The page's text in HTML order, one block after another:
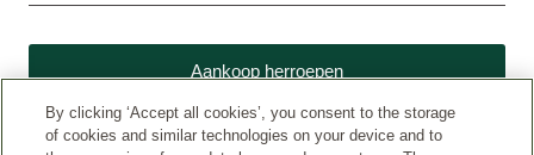
Aankoop herroepen
By clicking ‘Accept all cookies’, you consent to the storage
of cookies and similar technologies on your device and to